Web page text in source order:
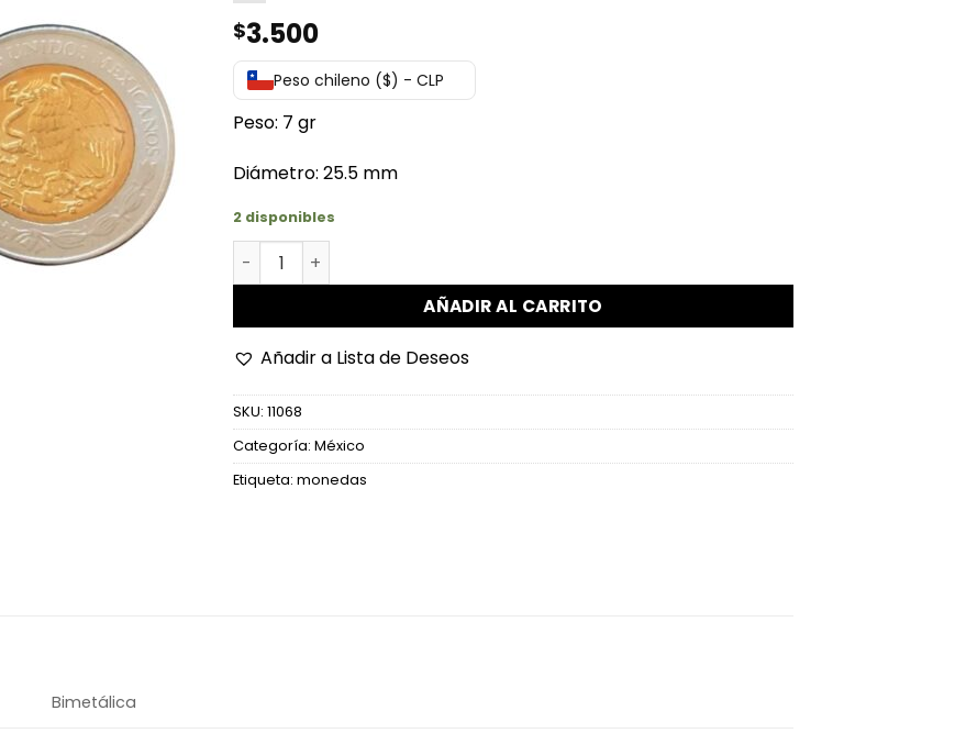
$3.500
Peso chileno ($) - CLP
Peso: 7 gr
Diámetro: 25.5 mm
2 disponibles
Km: 923 - 5 Pesos Pavon (Bimet) 2010 - México (Republica Federal) cantidad
AÑADIR AL CARRITO
Añadir a Lista de Deseos
SKU: 11068
Categoría: México
Etiqueta: monedas
Bimetálica